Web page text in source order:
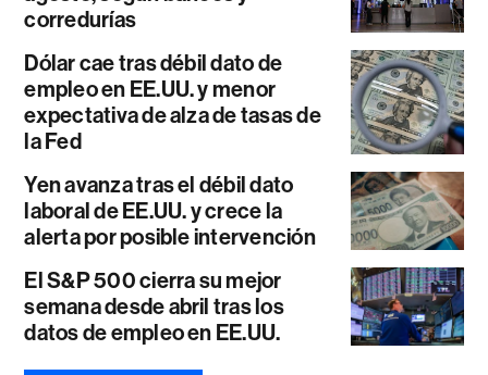
corredurías
Dólar cae tras débil dato de
empleo en EE.UU. y menor
expectativa de alza de tasas de
la Fed
Yen avanza tras el débil dato
laboral de EE.UU. y crece la
alerta por posible intervención
El S&P 500 cierra su mejor
semana desde abril tras los
datos de empleo en EE.UU.